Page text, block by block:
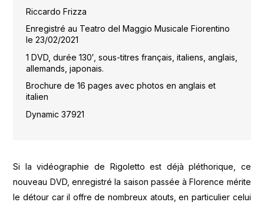
Riccardo Frizza
Enregistré au Teatro del Maggio Musicale Fiorentino
le 23/02/2021
1 DVD, durée 130′, sous-titres français, italiens, anglais,
allemands, japonais.
Brochure de 16 pages avec photos en anglais et
italien
Dynamic 37921
Si la vidéographie de Rigoletto est déjà pléthorique, ce
nouveau DVD, enregistré la saison passée à Florence mérite
le détour car il offre de nombreux atouts, en particulier celui